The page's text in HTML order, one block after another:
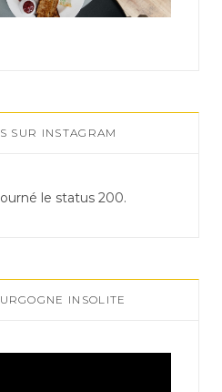
SUR INSTAGRAM
le status 200.
INSOLITE